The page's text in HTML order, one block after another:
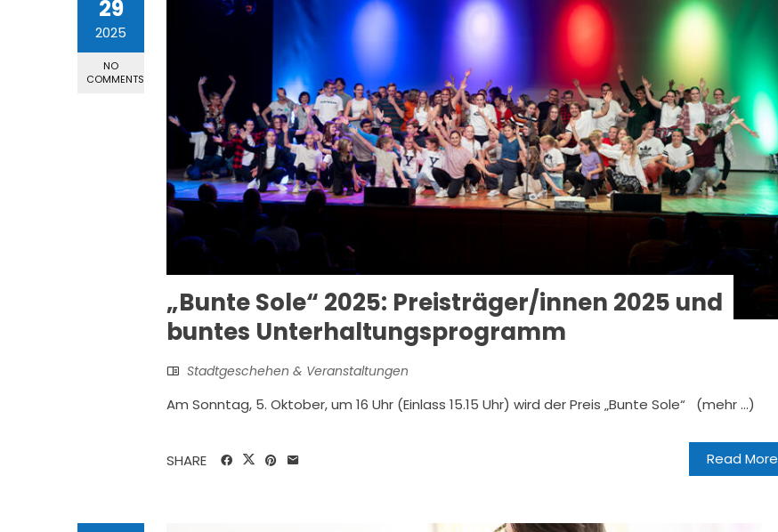
29
2025
NO
COMMENTS
„Bunte Sole“ 2025: Preisträger/innen 2025 und
buntes Unterhaltungsprogramm
Stadtgeschehen & Veranstaltungen
Am Sonntag, 5. Oktober, um 16 Uhr (Einlass 15.15 Uhr) wird der Preis „Bunte Sole“ (mehr …)
Read More
SHARE